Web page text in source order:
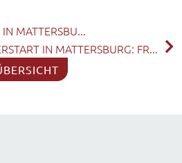
MATTERSBU...
IN MATTERSBURG: FR...